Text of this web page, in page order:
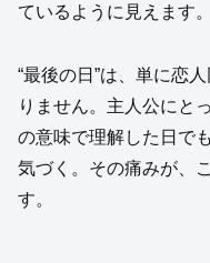
ているように見えます。
“最後の日”は、単に恋
りません。主人公にと
の意味で理解した日で
気づく。その痛みが、
す。